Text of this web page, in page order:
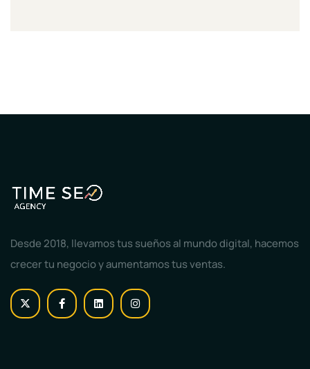
Desde 2018, llevamos tus sueños al mundo digital, hacemos
crecer tu negocio y aumentamos tus ventas.